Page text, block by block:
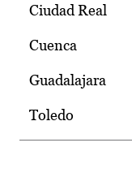
Ciudad Real
Cuenca
Guadalajara
Toledo